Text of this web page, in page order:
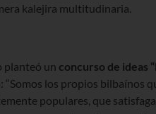
kalejira multitudinaria.
planteó un concurso de ideas “
“Somos los propios bilbaínos
populares, que